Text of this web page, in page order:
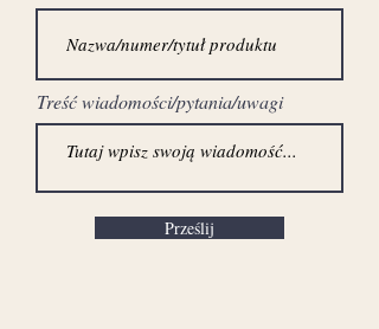
Treść wiadomości/pytania/uwagi
Prześlij